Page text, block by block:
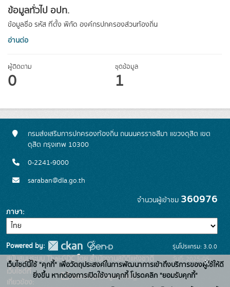
ข้อมูลทั่วไป อปท.
ข้อมูลชื่อ รหัส ที่ตั้ง พิกัด องค์กรปกครองส่วนท้องถิ่น
อ่านต่อ
ผู้ติดตาม
0
ชุดข้อมูล
1
กรมส่งเสริมการปกครองท้องถิ่น ถนนนครราชสีมา แขวงดุสิต เขต
ดุสิต กรุงเทพ 10300
0-2241-9000
saraban@dla.go.th
จำนวนผู้เข้าชม 360976
ภาษา
Powered by:
สนับสนุนระบบ Thai-GDC โดย สำนักงานสถิติแห่งชาติ
เว็บไซต์ที่
เกี่ยวข้อง:
ระบบบัญชีข้อมูลภาครัฐ
รุ่นโปรแกรม: 3.0.0
วันที่: 2025-05-
30
เว็บไซต์นี้ใช้ "คุกกี้" เพื่อวัตถุประสงค์ในการพัฒนาการเข้าถึงบริการของผู้ใช้ให้ดี
ยิ่งขึ้น หากต้องการเปิดใช้งานคุกกี้ โปรดคลิก "ยอมรับคุกกี้"
x